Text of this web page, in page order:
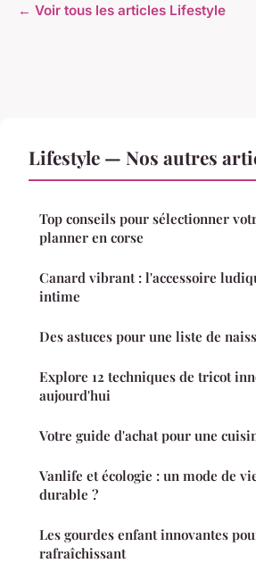
← Voir tous les articles Lifestyle
Lifestyle — Nos autres
Top conseils pour sélectionner
planner en corse
Canard vibrant : l'accessoire
intime
Des astuces pour une liste de
Explore 12 techniques de tricot
aujourd'hui
Votre guide d'achat pour une
Vanlife et écologie : un mode de
durable ?
Les gourdes enfant innovantes
rafraîchissant